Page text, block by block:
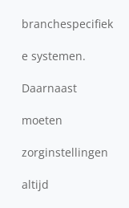
branchespecifiek
e systemen.
Daarnaast
moeten
zorginstellingen
altijd